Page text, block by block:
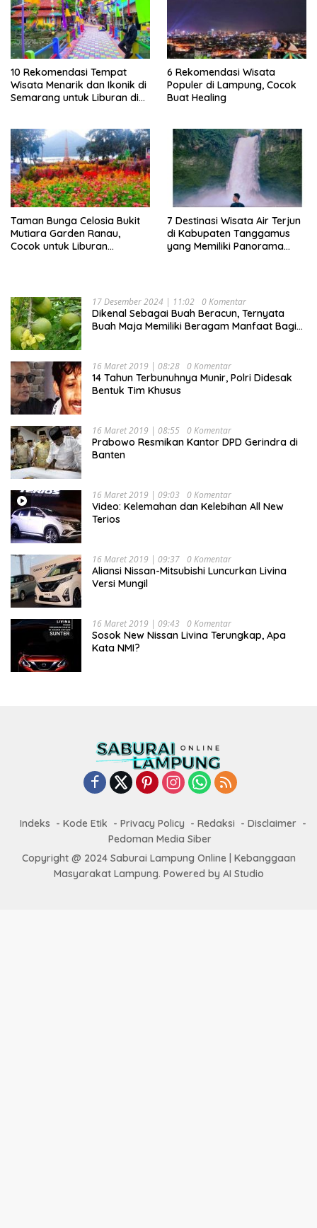
10 Rekomendasi Tempat
Wisata Menarik dan Ikonik di
Semarang untuk Liburan di
6 Rekomendasi Wisata
Populer di Lampung, Cocok
Buat Healing
Taman Bunga Celosia Bukit
Mutiara Garden Ranau,
Cocok untuk Liburan
7 Destinasi Wisata Air Terjun
di Kabupaten Tanggamus
yang Memiliki Panorama
17 Desember 2024 | 11:02 0 Komentar
Dikenal Sebagai Buah Beracun, Ternyata
Buah Maja Memiliki Beragam Manfaat Bagi
16 Maret 2019 | 08:28 0 Komentar
14 Tahun Terbunuhnya Munir, Polri Didesak
Bentuk Tim Khusus
16 Maret 2019 | 08:55 0 Komentar
Prabowo Resmikan Kantor DPD Gerindra di
Banten
16 Maret 2019 | 09:03 0 Komentar
Video: Kelemahan dan Kelebihan All New
Terios
16 Maret 2019 | 09:37 0 Komentar
Aliansi Nissan-Mitsubishi Luncurkan Livina
Versi Mungil
16 Maret 2019 | 09:43 0 Komentar
Sosok New Nissan Livina Terungkap, Apa
Kata NMI?
Indeks Kode Etik Privacy Policy Redaksi
Disclaimer
Pedoman Media Siber
Copyright @ 2024 Saburai Lampung Online | Kebanggaan
Masyarakat Lampung. Powered by AI Studio